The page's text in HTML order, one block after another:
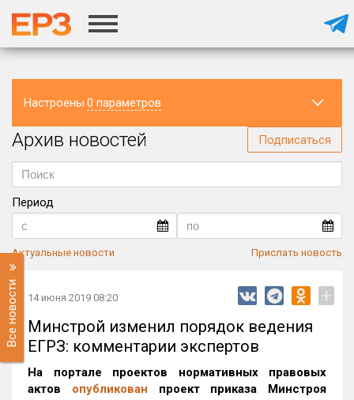
Настроены 0 параметров
Регион
Архив новостей Подписаться
Период
Актуальные новости Прислать новость
Все новости 14 июня 2019 08:20 +
Минстрой изменил порядок ведения
ЕГРЗ: комментарии экспертов
На портале проектов нормативных правовых
актов опубликован проект приказа Минстроя